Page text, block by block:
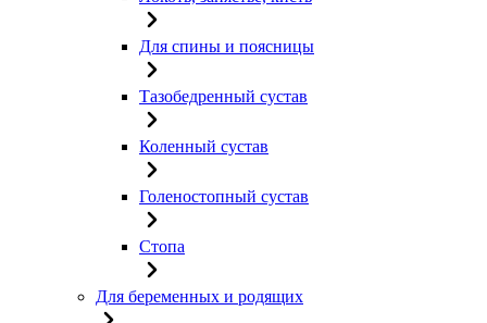
Для спины и поясницы
Тазобедренный сустав
Коленный сустав
Голеностопный сустав
Стопа
Для беременных и родящих